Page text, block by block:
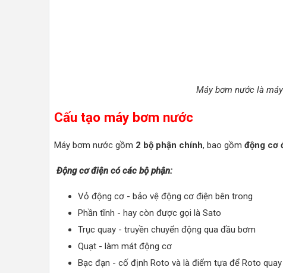
Máy bơm nước là
Cấu tạo máy bơm nước
Máy bơm nước gồm 2 bộ phận chính, bao gồm động cơ
Động cơ điện có các bộ phận:
Vỏ động cơ - bảo vệ động cơ điện bên trong
Phần tĩnh - hay còn được gọi là Sato
Trục quay - truyền chuyển động qua đầu bơm
Quạt - làm mát động cơ
Bạc đạn - cố định Roto và là điểm tựa để Roto quay